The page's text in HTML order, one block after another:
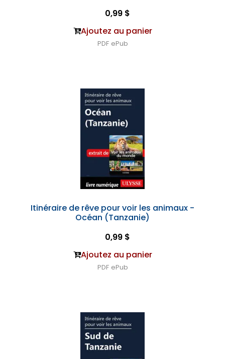
0,99 $
Ajoutez au panier
PDF ePub
Itinéraire de rêve pour voir les animaux -
Océan (Tanzanie)
0,99 $
Ajoutez au panier
PDF ePub